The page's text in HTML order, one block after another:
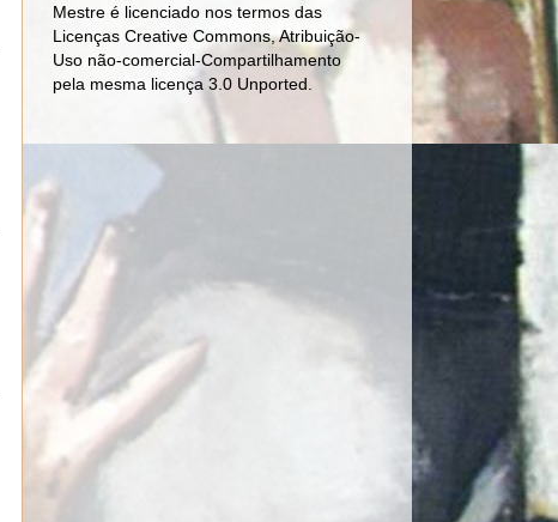
Mestre é licenciado nos termos das
Licenças Creative Commons, Atribuição-
Uso não-comercial-Compartilhamento
pela mesma licença 3.0 Unported.